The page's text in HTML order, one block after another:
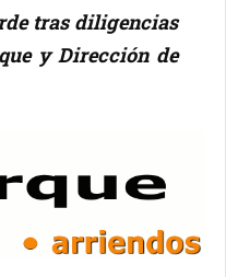
tras diligencias
y Dirección de